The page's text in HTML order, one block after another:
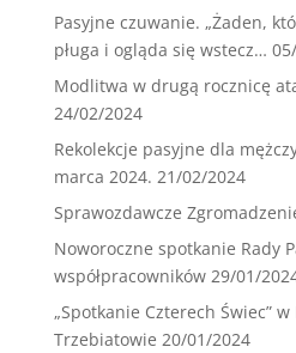
Pasyjne czuwanie. „Żaden,
pługa i ogląda się wstecz…
Modlitwa w drugą rocznicę
24/02/2024
Rekolekcje pasyjne dla
marca 2024. 21/02/2024
Sprawozdawcze
Noworoczne spotkanie Rady
współpracowników 29/01/
„Spotkanie Czterech Świec”
Trzebiatowie 20/01/2024